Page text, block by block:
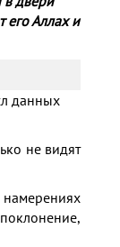
его Аллах и
данных
не видят
намерениях